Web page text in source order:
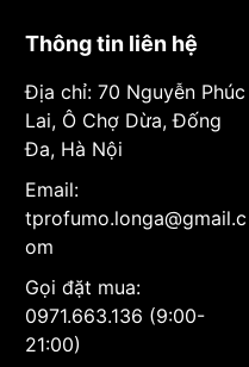
Thông tin liên hệ
Địa chỉ: 70 Nguyễn Phúc
Lai, Ô Chợ Dừa, Đống
Đa, Hà Nội
Email:
tprofumo.longa@gmail.c
om
Gọi đặt mua:
0971.663.136 (9:00-
21:00)